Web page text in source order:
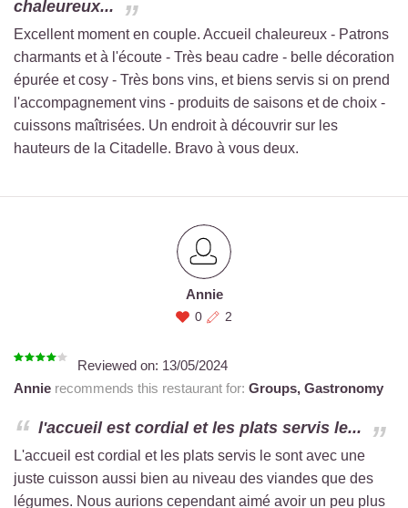
chaleureux...
Excellent moment en couple. Accueil chaleureux - Patrons
charmants et à l'écoute - Très beau cadre - belle décoration
épurée et cosy - Très bons vins, et biens servis si on prend
l'accompagnement vins - produits de saisons et de choix -
cuissons maîtrisées. Un endroit à découvrir sur les
hauteurs de la Citadelle. Bravo à vous deux.
Annie
0 2
Reviewed on: 13/05/2024
Annie recommends this restaurant for: Groups, Gastronomy
l'accueil est cordial et les plats servis le...
L'accueil est cordial et les plats servis le sont avec une
juste cuisson aussi bien au niveau des viandes que des
légumes. Nous aurions cependant aimé avoir un peu plus